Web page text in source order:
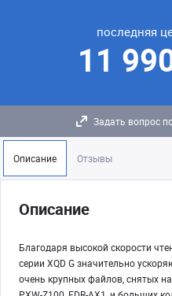
последняя
11
Задать вопрос
Описание Отзывы
Описание
Благодаря высокой скорости
серии XQD G значительно
очень крупных файлов, снятых